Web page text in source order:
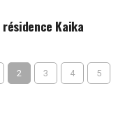
Kaika
2 3 4 5